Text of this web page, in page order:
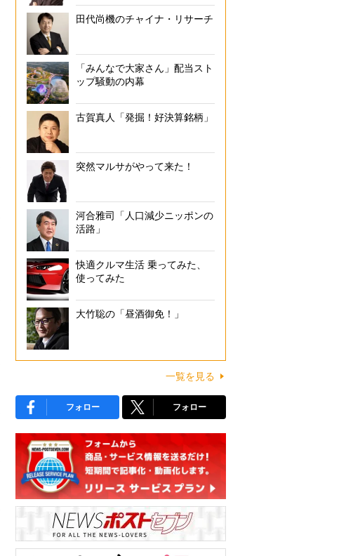
田代尚機のチャイナ・リサーチ
「みんなで大家さん」配当スト
ップ騒動の内幕
古賀真人「発掘！好決算銘柄」
突然マルサがやって来た！
河合雅司「人口減少ニッポンの
活路」
快適クルマ生活 乗ってみた、
使ってみた
大竹聡の「昼酒御免！」
一覧を見る
フォロー フォロー